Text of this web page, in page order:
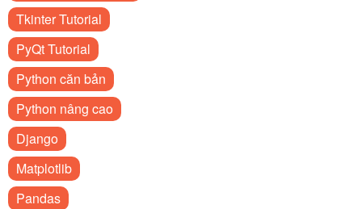
Tkinter Tutorial
PyQt Tutorial
Python căn bản
Python nâng cao
Django
Matplotlib
Pandas